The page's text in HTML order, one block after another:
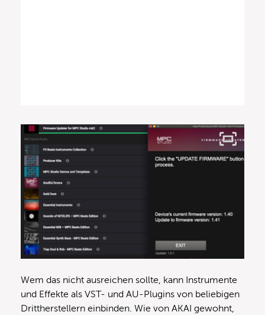
Wem das nicht ausreichen sollte, kann Instrumente
und Effekte als VST- und AU-Plugins von beliebigen
Drittherstellern einbinden. Wie von AKAI gewohnt,